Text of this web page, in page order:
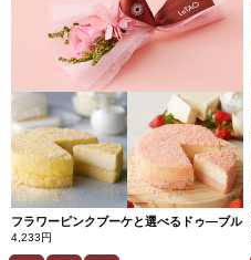
フラワーピンクブーケと選べるドゥ―ブル
4,233円